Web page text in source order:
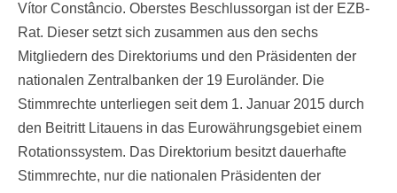
Vítor Constâncio. Oberstes Beschlussorgan ist der EZB-
Rat. Dieser setzt sich zusammen aus den sechs
Mitgliedern des Direktoriums und den Präsidenten der
nationalen Zentralbanken der 19 Euroländer. Die
Stimmrechte unterliegen seit dem 1. Januar 2015 durch
den Beitritt Litauens in das Eurowährungsgebiet einem
Rotationssystem. Das Direktorium besitzt dauerhafte
Stimmrechte, nur die nationalen Präsidenten der